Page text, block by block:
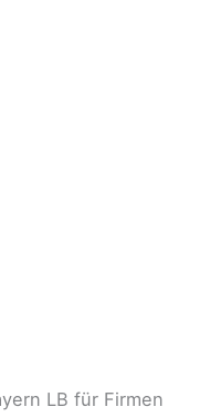
LB für Firmen